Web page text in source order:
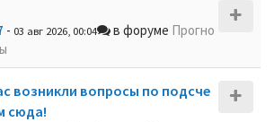
- 03 авг 2026, 00:04 в форуме Прогно
возникли вопросы по подсче
сюда!